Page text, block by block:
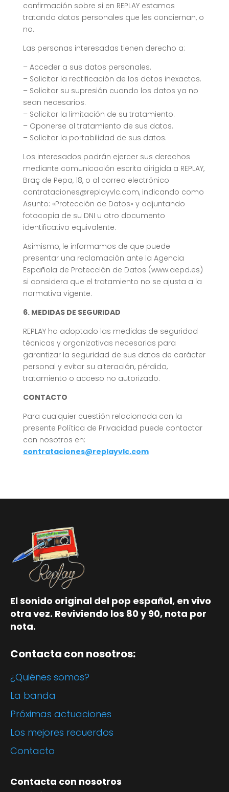
confirmación sobre si en REPLAY estamos
tratando datos personales que les conciernan, o
no.
Las personas interesadas tienen derecho a:
– Acceder a sus datos personales.
– Solicitar la rectificación de los datos inexactos.
– Solicitar su supresión cuando los datos ya no
sean necesarios.
– Solicitar la limitación de su tratamiento.
– Oponerse al tratamiento de sus datos.
– Solicitar la portabilidad de sus datos.
Los interesados podrán ejercer sus derechos
mediante comunicación escrita dirigida a REPLAY,
Braç de Pepa, 18, o al correo electrónico
contrataciones@replayvlc.com, indicando como
Asunto: «Protección de Datos» y adjuntando
fotocopia de su DNI u otro documento
identificativo equivalente.
Asimismo, le informamos de que puede
presentar una reclamación ante la Agencia
Española de Protección de Datos (www.aepd.es)
si considera que el tratamiento no se ajusta a la
normativa vigente.
6. MEDIDAS DE SEGURIDAD
REPLAY ha adoptado las medidas de seguridad
técnicas y organizativas necesarias para
garantizar la seguridad de sus datos de carácter
personal y evitar su alteración, pérdida,
tratamiento o acceso no autorizado.
CONTACTO
Para cualquier cuestión relacionada con la
presente Política de Privacidad puede contactar
con nosotros en:
contrataciones@replayvlc.com
El sonido original del pop español, en vivo
otra vez. Reviviendo los 80 y 90, nota por
nota.
Contacta con nosotros:
¿Quiénes somos?
La banda
Próximas actuaciones
Los mejores recuerdos
Contacto
Contacta con nosotros